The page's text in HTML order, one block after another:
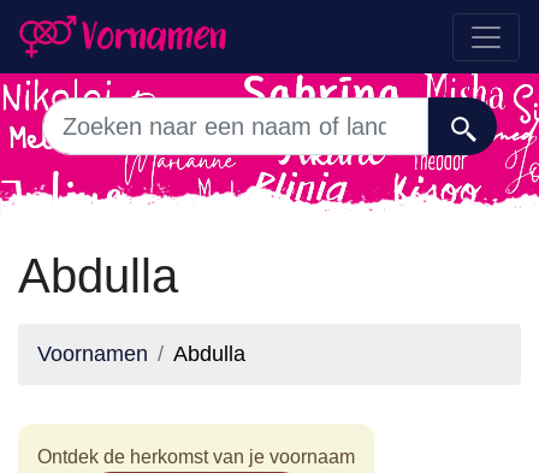
Abdulla
Voornamen Abdulla
Ontdek de herkomst van je voornaam